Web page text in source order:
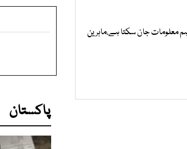
معلومات جان سکتا ہے،ماہرین
پاکستان